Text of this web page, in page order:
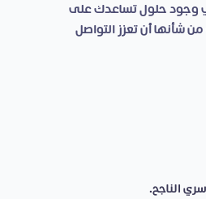
وجود حلول تساعدك على
شأنها أن تعزز التواصل
الناجح.